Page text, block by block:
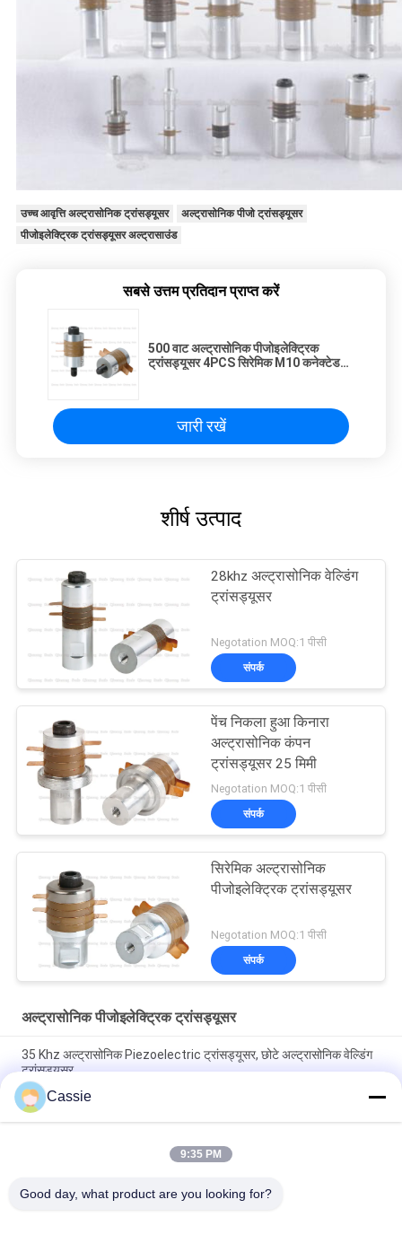
उच्च आवृत्ति अल्ट्रासोनिक ट्रांसड्यूसर
अल्ट्रासोनिक पीजो ट्रांसड्यूसर
पीजोइलेक्ट्रिक ट्रांसड्यूसर अल्ट्रासाउंड
सबसे उत्तम प्रतिदान प्राप्त करें
500 वाट अल्ट्रासोनिक पीजोइलेक्ट्रिक
ट्रांसड्यूसर 4PCS सिरेमिक M10 कनेक्टेड
जारी रखें
शीर्ष उत्पाद
28khz अल्ट्रासोनिक वेल्डिंग
ट्रांसड्यूसर
Negotation MOQ:1 पीसी
संपर्क
पेंच निकला हुआ किनारा
अल्ट्रासोनिक कंपन
ट्रांसड्यूसर 25 मिमी
Negotation MOQ:1 पीसी
संपर्क
सिरेमिक अल्ट्रासोनिक
पीजोइलेक्ट्रिक ट्रांसड्यूसर
Negotation MOQ:1 पीसी
संपर्क
अल्ट्रासोनिक पीजोइलेक्ट्रिक ट्रांसड्यूसर
35 Khz अल्ट्रासोनिक Piezoelectric ट्रांसड्यूसर, छोटे अल्ट्रासोनिक वेल्डिंग
ट्रांसड्यूसर
30Khz प्लास्टिक स्पॉट वेल्डर अल्ट्रासोनिक Piezo ट्रांसड्यूसर 4pcs काले 30
मिमी सिरेमिक के साथ
4W PZT4 Piezoelectric सिरेमिक के साथ 700w पीजोइलेक्ट्रिक ट्रांसड्यूसर
Cassie
9:35 PM
Good day, what product are you looking for?